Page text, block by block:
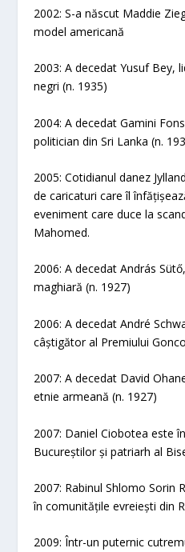
2002: S-a născut Maddie
model americană
2003: A decedat Yusuf Bey,
negri (n. 1935)
2004: A decedat Gamini
politician din Sri Lanka (n.
2005: Cotidianul danez
de caricaturi care îl
eveniment care duce la
Mahomed.
2006: A decedat András
maghiară (n. 1927)
2006: A decedat André
câștigător al Premiului
2007: A decedat David
etnie armeană (n. 1927)
2007: Daniel Ciobotea este
Bucureștilor și patriarh al
2007: Rabinul Shlomo Sorin
în comunitățile evreiești din
2009: Într-un puternic